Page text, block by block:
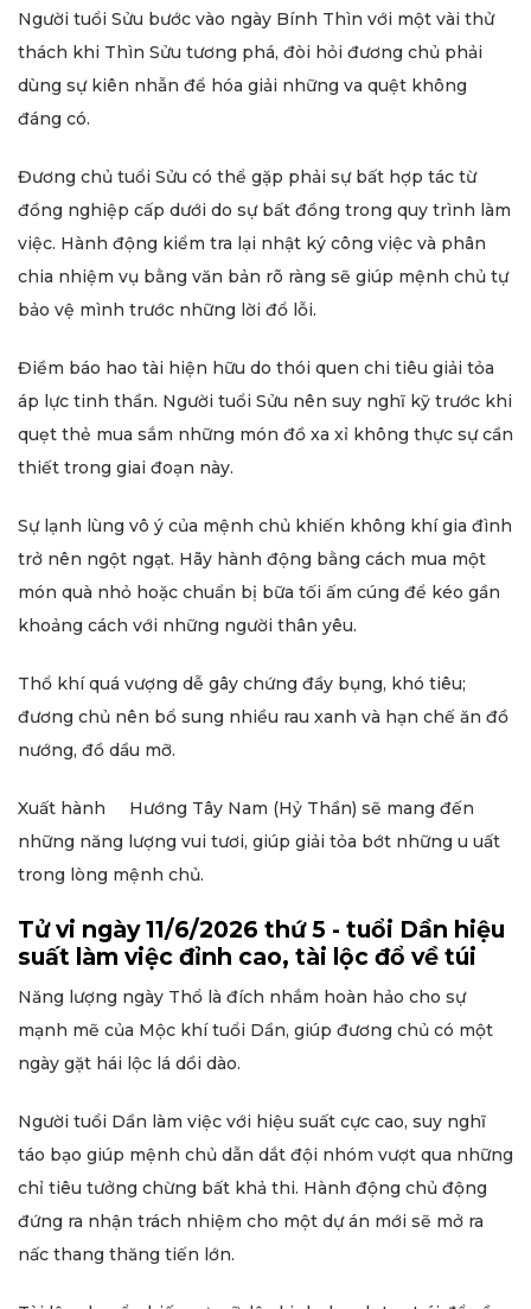
Người tuổi Sửu bước vào ngày Bính Thìn với một vài thử
thách khi Thìn Sửu tương phá, đòi hỏi đương chủ phải
dùng sự kiên nhẫn để hóa giải những va quệt không
đáng có.
Đương chủ tuổi Sửu có thể gặp phải sự bất hợp tác từ
đồng nghiệp cấp dưới do sự bất đồng trong quy trình làm
việc. Hành động kiểm tra lại nhật ký công việc và phân
chia nhiệm vụ bằng văn bản rõ ràng sẽ giúp mệnh chủ tự
bảo vệ mình trước những lời đổ lỗi.
Điềm báo hao tài hiện hữu do thói quen chi tiêu giải tỏa
áp lực tinh thần. Người tuổi Sửu nên suy nghĩ kỹ trước khi
quẹt thẻ mua sắm những món đồ xa xỉ không thực sự cần
thiết trong giai đoạn này.
Sự lạnh lùng vô ý của mệnh chủ khiến không khí gia đình
trở nên ngột ngạt. Hãy hành động bằng cách mua một
món quà nhỏ hoặc chuẩn bị bữa tối ấm cúng để kéo gần
khoảng cách với những người thân yêu.
Thổ khí quá vượng dễ gây chứng đầy bụng, khó tiêu;
đương chủ nên bổ sung nhiều rau xanh và hạn chế ăn đồ
nướng, đồ dầu mỡ.
Xuất hành Hướng Tây Nam (Hỷ Thần) sẽ mang đến
những năng lượng vui tươi, giúp giải tỏa bớt những u uất
trong lòng mệnh chủ.
Tử vi ngày 11/6/2026 thứ 5 - tuổi Dần hiệu
suất làm việc đỉnh cao, tài lộc đổ về túi
Năng lượng ngày Thổ là đích nhắm hoàn hảo cho sự
mạnh mẽ của Mộc khí tuổi Dần, giúp đương chủ có một
ngày gặt hái lộc lá dồi dào.
Người tuổi Dần làm việc với hiệu suất cực cao, suy nghĩ
táo bạo giúp mệnh chủ dẫn dắt đội nhóm vượt qua những
chỉ tiêu tưởng chừng bất khả thi. Hành động chủ động
đứng ra nhận trách nhiệm cho một dự án mới sẽ mở ra
nấc thang thăng tiến lớn.